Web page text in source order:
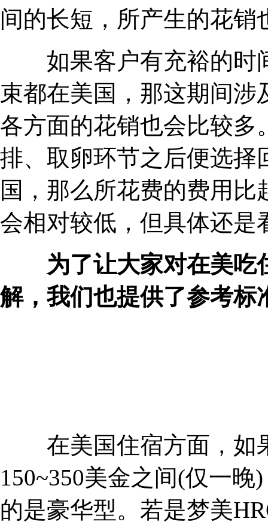
间的长短，所产生的花销
如果客户有充裕的时
束都在美国，那这期间
各方面的花销也会比较多
排、取卵环节之后便选择
国，那么所花费的费用
会相对较低，但具体还是
为了让大家对在美吃
解，我们也提供了参考标
在美国住宿方面，如
150~350美金之间(仅一
的是豪华型。若是梦美